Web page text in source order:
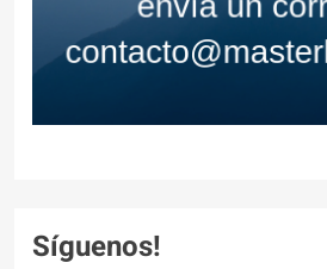
Síguenos!